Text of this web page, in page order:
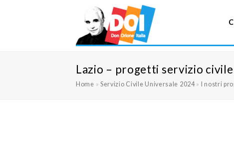
Lazio – progetti servizio
Home » Servizio Civile Universale 2024» I nostri